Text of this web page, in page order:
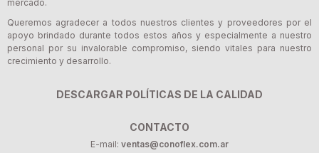
mercado.
Queremos agradecer a todos nuestros clientes y proveedores por el
apoyo brindado durante todos estos años y especialmente a nuestro
personal por su invalorable compromiso, siendo vitales para nuestro
crecimiento y desarrollo.
DESCARGAR POLÍTICAS DE LA CALIDAD
CONTACTO
E-mail: ventas@conoflex.com.ar